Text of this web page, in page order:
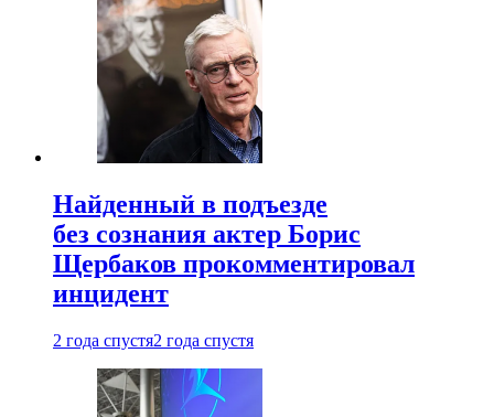
Найденный в подъезде
без сознания актер Борис
Щербаков прокомментировал
инцидент
2 года спустя2 года спустя